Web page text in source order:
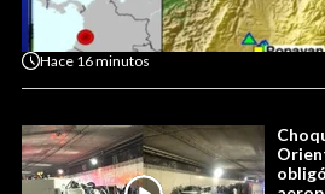
Hace 16 minutos